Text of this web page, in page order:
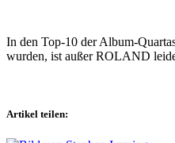
In den Top-10 der Album-
wurden, ist außer ROLAND
Artikel teilen: